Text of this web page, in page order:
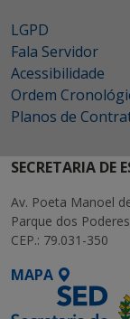
LGPD
Fala Servidor
Acessibilidade
Ordem
Planos de
SECRETARIA DE
Av. Poeta Manoel
Parque dos
CEP.: 79.031-350
MAPA